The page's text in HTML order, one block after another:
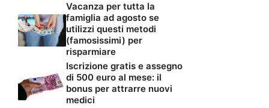
Vacanza per tutta la
famiglia ad agosto se
utilizzi questi metodi
(famosissimi) per
risparmiare
Iscrizione gratis e assegno
di 500 euro al mese: il
bonus per attrarre nuovi
medici